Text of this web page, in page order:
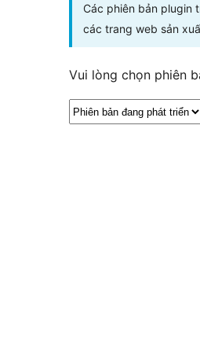
Các phiên bản plugin
các trang web sản
Vui lòng chọn phiên